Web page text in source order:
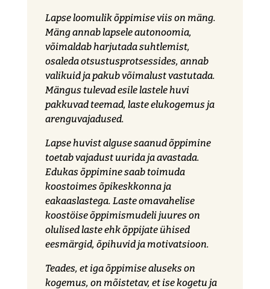
Lapse loomulik õppimise viis on mäng.
Mäng annab lapsele autonoomia,
võimaldab harjutada suhtlemist,
osaleda otsustusprotsessides, annab
valikuid ja pakub võimalust vastutada.
Mängus tulevad esile lastele huvi
pakkuvad teemad, laste elukogemus ja
arenguvajadused.
Lapse huvist alguse saanud õppimine
toetab vajadust uurida ja avastada.
Edukas õppimine saab toimuda
koostoimes õpikeskkonna ja
eakaaslastega. Laste omavahelise
koostöise õppimismudeli juures on
olulised laste ehk õppijate ühised
eesmärgid, õpihuvid ja motivatsioon.
Teades, et iga õppimise aluseks on
kogemus, on mõistetav, et ise kogetu ja